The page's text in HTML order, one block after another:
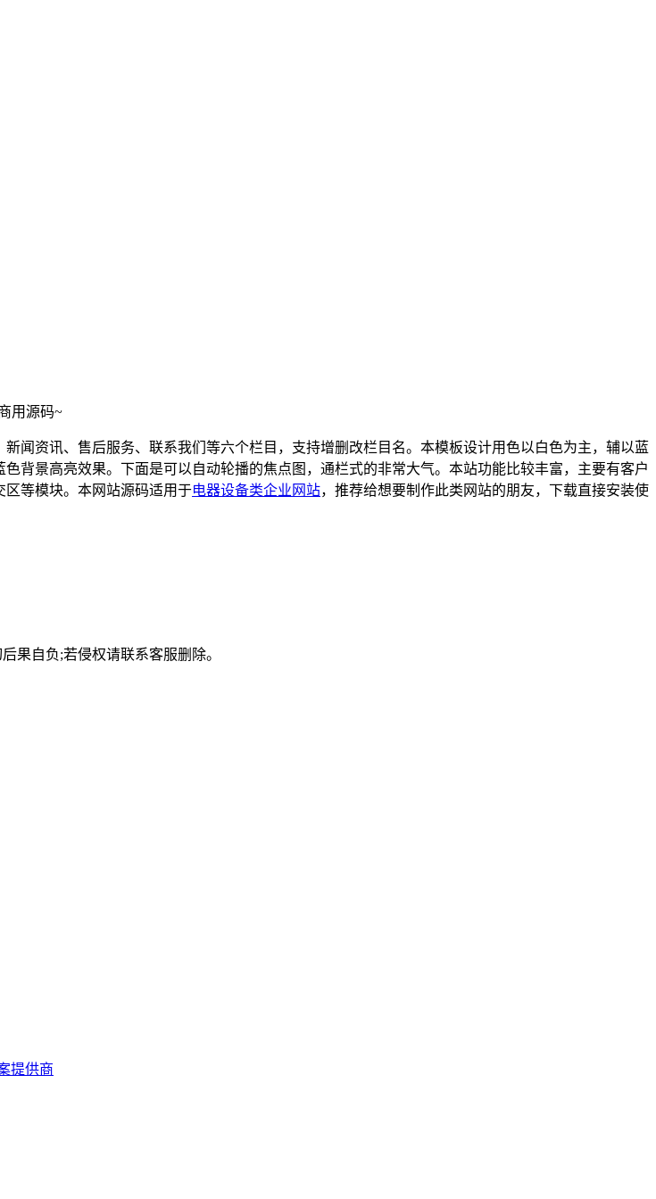
用源码~
闻资讯、售后服务、联系我们等六个栏目，支持增删改栏目名。本模板设计用色以白色为主，辅以蓝
背景高亮效果。下面是可以自动轮播的焦点图，通栏式的非常大气。本站功能比较丰富，主要有客户
等模块。本网站源码适用于电器设备类企业网站，推荐给想要制作此类网站的朋友，下载直接安装使
果自负;若侵权请联系客服删除。
提供商